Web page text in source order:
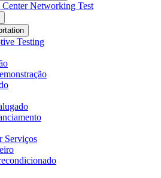
Networking Test
Testing
Serviços